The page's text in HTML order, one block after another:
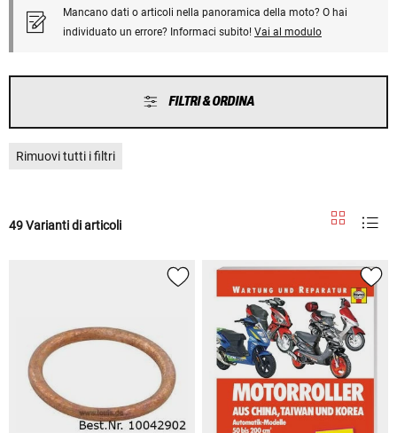
Mancano dati o articoli nella panoramica della moto? O hai
individuato un errore? Informaci subito! Vai al modulo
FILTRI & ORDINA
Rimuovi tutti i filtri
49 Varianti di articoli